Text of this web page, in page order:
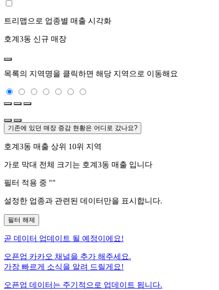
트리맵으로 업종별 매출 시각화
호계3동 신규 매장
목록의 지역명을 클릭하면 해당 지역으로 이동해요
기존에 있던 매장 증감 현황은 어디로 갔나요?
호계3동 매출 상위 10위 지역
가로 막대 전체 크기는 호계3동 매출 입니다
필터 적용 중 ""
설정한 업종과 관련된 데이터만을 표시합니다.
필터 해제
곧 데이터 업데이트 될 예정이에요!
오픈업 카카오 채널을 추가 해주세요.
가장 빠르게 소식을 알려 드릴게요!
오픈업 데이터는 주기적으로 업데이트 됩니다.